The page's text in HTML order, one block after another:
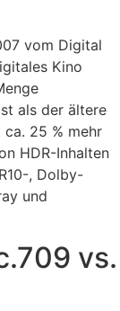
vom Digital
Kino
als der ältere
ca. 25 % mehr
HDR-Inhalten
, Dolby-
und
vs.